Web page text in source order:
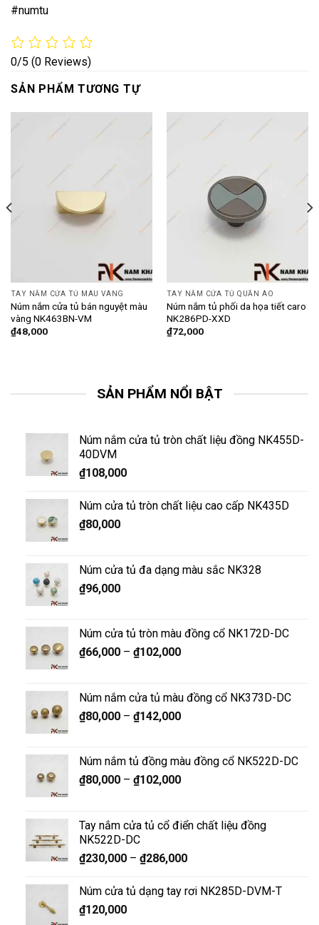
#numtu
0/5 (0 Reviews)
SẢN PHẨM TƯƠNG TỰ
TAY NẮM CỬA TỦ MÀU VÀNG
Núm nắm cửa tủ bán nguyệt màu
vàng NK463BN-VM
₫48,000
TAY NẮM CỬA TỦ QUẦN ÁO
Núm nắm tủ phối da họa tiết caro
NK286PD-XXD
₫72,000
SẢN PHẨM NỔI BẬT
Núm nắm cửa tủ tròn chất liệu đồng NK455D-
40DVM
₫108,000
Núm cửa tủ tròn chất liệu cao cấp NK435D
₫80,000
Núm cửa tủ đa dạng màu sắc NK328
₫96,000
Núm cửa tủ tròn màu đồng cổ NK172D-DC
₫66,000– ₫102,000
Núm nắm cửa tủ màu đồng cổ NK373D-DC
₫80,000– ₫142,000
Núm nắm tủ đồng màu đồng cổ NK522D-DC
₫80,000– ₫102,000
Tay nắm cửa tủ cổ điển chất liệu đồng
NK522D-DC
₫230,000– ₫286,000
Núm cửa tủ dạng tay rơi NK285D-DVM-T
₫120,000